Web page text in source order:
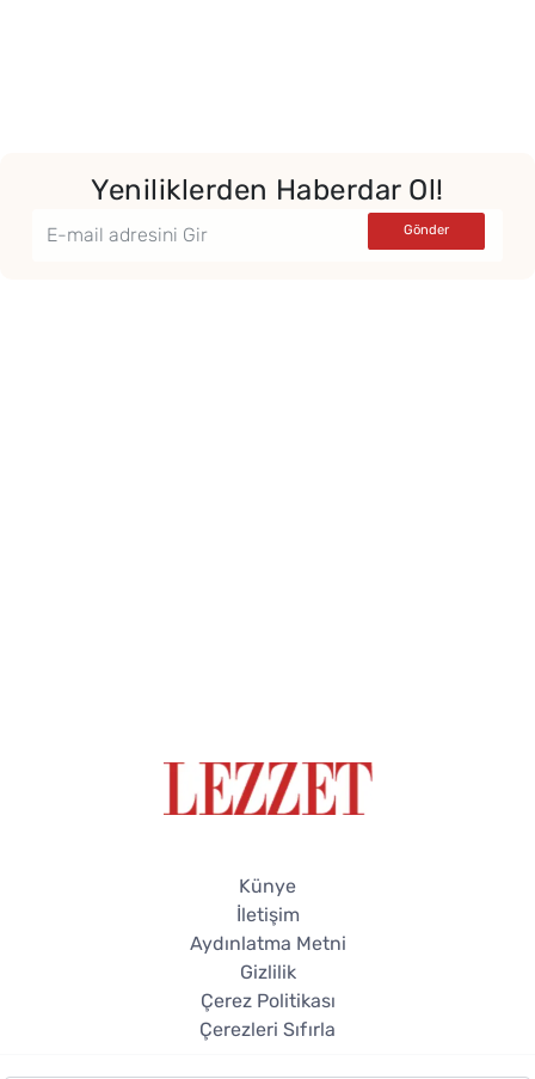
Yeniliklerden Haberdar Ol!
Künye
İletişim
Aydınlatma Metni
Gizlilik
Çerez Politikası
Çerezleri Sıfırla